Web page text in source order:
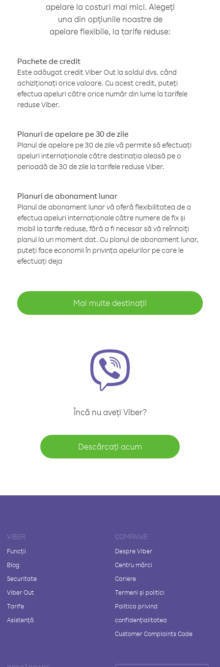
apelare la costuri mai mici. Alegeți
una din opțiunile noastre de
apelare flexibile, la tarife reduse:
Pachete de credit
Este adăugat credit Viber Out la soldul dvs. când
achiziționați orice valoare. Cu acest credit, puteți
efectua apeluri către orice număr din lume la tarifele
reduse Viber.
Planuri de apelare pe 30 de zile
Planul de apelare pe 30 de zile vă permite să efectuați
apeluri internaționale către destinația aleasă pe o
perioadă de 30 de zile la tarifele reduse Viber.
Planuri de abonament lunar
Planul de abonament lunar vă oferă flexibilitatea de a
efectua apeluri internaționale către numere de fix și
mobil la tarife reduse, fără a fi necesar să vă reînnoiți
planul la un moment dat. Cu planul de abonament lunar,
puteți face economii în privința apelurilor pe care le
efectuați deja
Mai multe destinații
Încă nu aveți Viber?
Descărcați acum
VIBER
Funcții
Blog
Securitate
Viber Out
Tarife
Asistență
COMPANIE
Despre Viber
Centru mărci
Cariere
Termeni și politici
Politica privind
confidențialitatea
Customer Complaints Code